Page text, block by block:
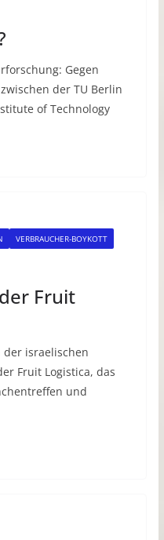
Gegen
der TU Berlin
of Technology
VERBRAUCHER-BOYKOTT
Fruit
der israelischen
Fruit Logistica, das
und